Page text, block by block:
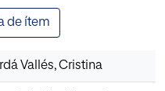
de ítem
Vallés, Cristina